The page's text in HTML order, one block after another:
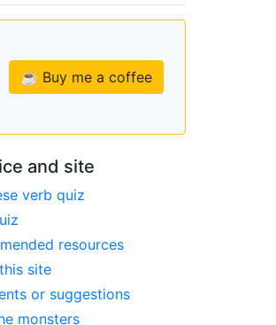
☕ Buy me a coffee
and site
verb quiz
resources
site
or suggestions
monsters